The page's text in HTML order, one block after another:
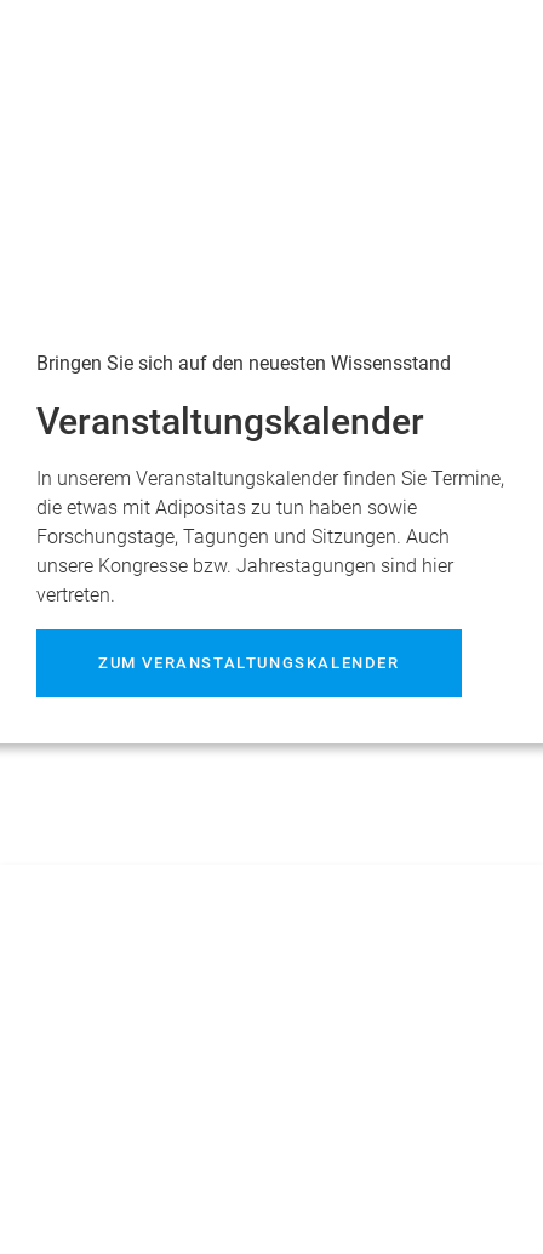
Bringen Sie sich auf den neuesten Wissensstand
Veranstaltungskalender
In unserem Veranstaltungskalender finden Sie Termine,
die etwas mit Adipositas zu tun haben sowie
Forschungstage, Tagungen und Sitzungen. Auch
unsere Kongresse bzw. Jahrestagungen sind hier
vertreten.
ZUM VERANSTALTUNGSKALENDER